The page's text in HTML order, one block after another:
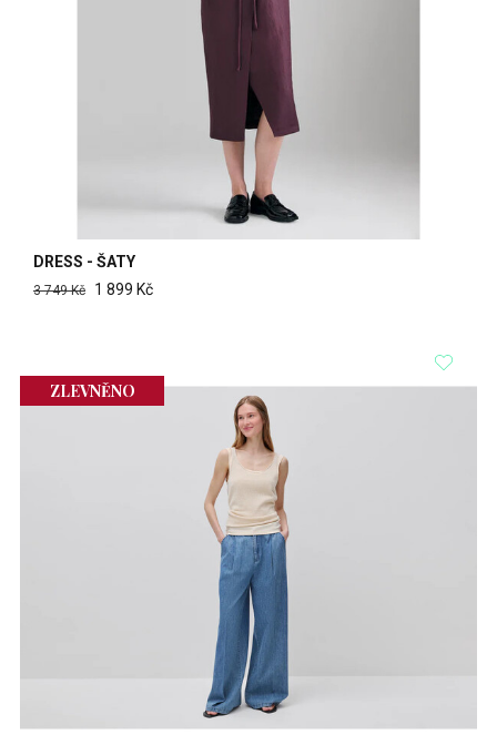
DRESS - ŠATY
3 749 Kč 1 899 Kč
ZLEVNĚNO